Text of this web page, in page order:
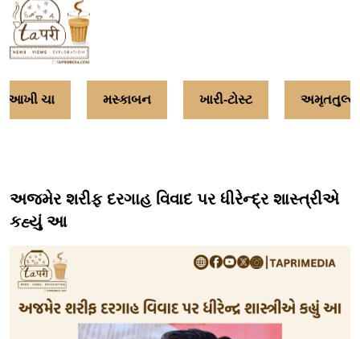
આખી ચા મસ્કાબન ખારી-ટોસ્ટ અમૃતતુલ્ય
અજમેર શરીફ દરગાહ વિવાદ પર ધીરેન્દ્ર શાસ્ત્રીએ
કહ્યું આ